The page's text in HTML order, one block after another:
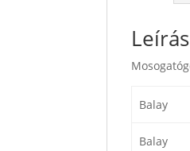
Leírás
Balay
Balay